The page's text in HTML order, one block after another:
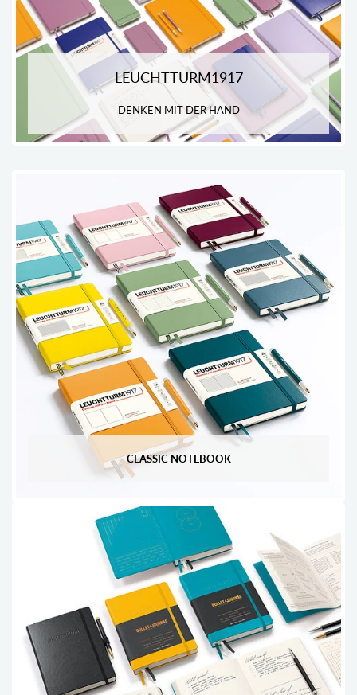
LEUCHTTURM1917
DENKEN MIT DER HAND
CLASSIC NOTEBOOK